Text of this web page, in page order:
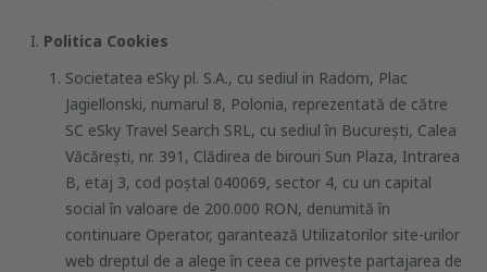
Politica Cookies
Societatea eSky pl. S.A., cu sediul in Radom, Plac
Jagiellonski, numarul 8, Polonia, reprezentată de către
SC eSky Travel Search SRL, cu sediul în Bucureşti, Calea
Văcăreşti, nr. 391, Clădirea de birouri Sun Plaza, Intrarea
B, etaj 3, cod poştal 040069, sector 4, cu un capital
social în valoare de 200.000 RON, denumită în
continuare Operator, garantează Utilizatorilor site-urilor
web dreptul de a alege în ceea ce privește partajarea de